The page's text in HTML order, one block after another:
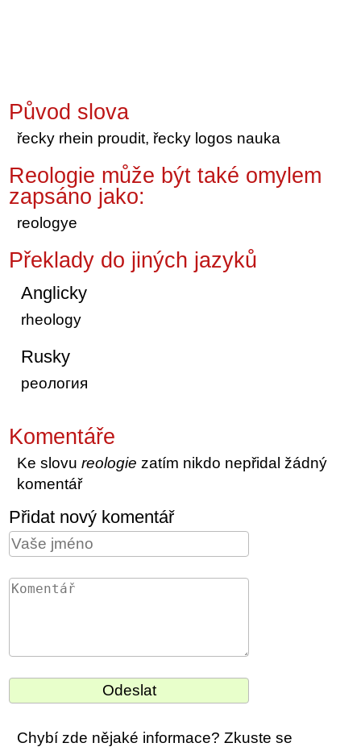
Původ slova
řecky rhein proudit, řecky logos nauka
Reologie může být také omylem
zapsáno jako:
reologye
Překlady do jiných jazyků
Anglicky
rheology
Rusky
реология
Komentáře
Ke slovureologie zatím nikdo nepřidal žádný
komentář
Přidat nový komentář
Chybí zde nějaké informace? Zkuste se